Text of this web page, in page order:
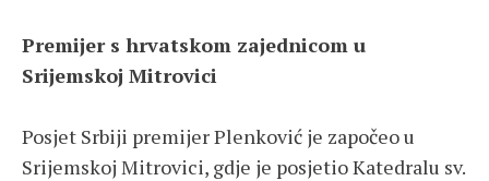
Premijer s hrvatskom zajednicom u
Srijemskoj Mitrovici
Posjet Srbiji premijer Plenković je započeo u
Srijemskoj Mitrovici, gdje je posjetio Katedralu sv.